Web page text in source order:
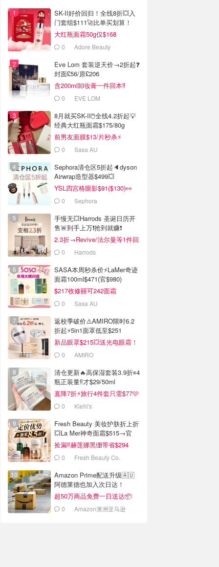
SK-II好价回归！全线8折💥入
门套组$111🚀比单买划算！
大红瓶面霜50g仅$168
0 Adore Beauty
Eve Lom 套装逆天价→2折起❓
封面£56/原£206
含200ml卸妆膏一件回本‼️
0 EVE LOM
8月就买SK-II🖱️全线4.2折起💡
经典大红瓶面霜$175/80g
前男友面膜$13/片秒杀⚡️
0 Sasa AU
Sephora清仓区5折起🔈dyson
Airwrap造型器$499💥
YSL四宫格眼影$91($130)👀
0 Sephora
手慢无💥Harrods 圣诞日历开
售🚨到手上万❗️抢到就赚❗️
2.3折→Revive/法尔曼等1件回
本！0 Harrods
SASA本周秒杀价⚡️LaMer奇迹
面霜100ml$471(官$980)
$217收修丽可242面霜
0 Sasa AU
返校季破价⚠️AMIRO限时6.2
折起⚡️5in1面罩低至$251
新品眼罩$215💥送光电眼霜！
0 AMIRO
清仓更新🔥高保湿套装3.9折🟰4
瓶正装量‼️才$29/50ml
直降7折⚡旅行4件套只需$77🩷
0 Kiehl's
Fresh Beauty 美妆护肤折上折
💥La Mer神奇面霜$515→官
$955
捡漏‼️赫莲娜黑绷带省$294
0 Fresh Beauty Co.
Amazon Prime配送升级🇦🇺
阿德莱德也加入次日达！
超50万商品免费一日送达📦
0 Amazon澳洲亚马逊